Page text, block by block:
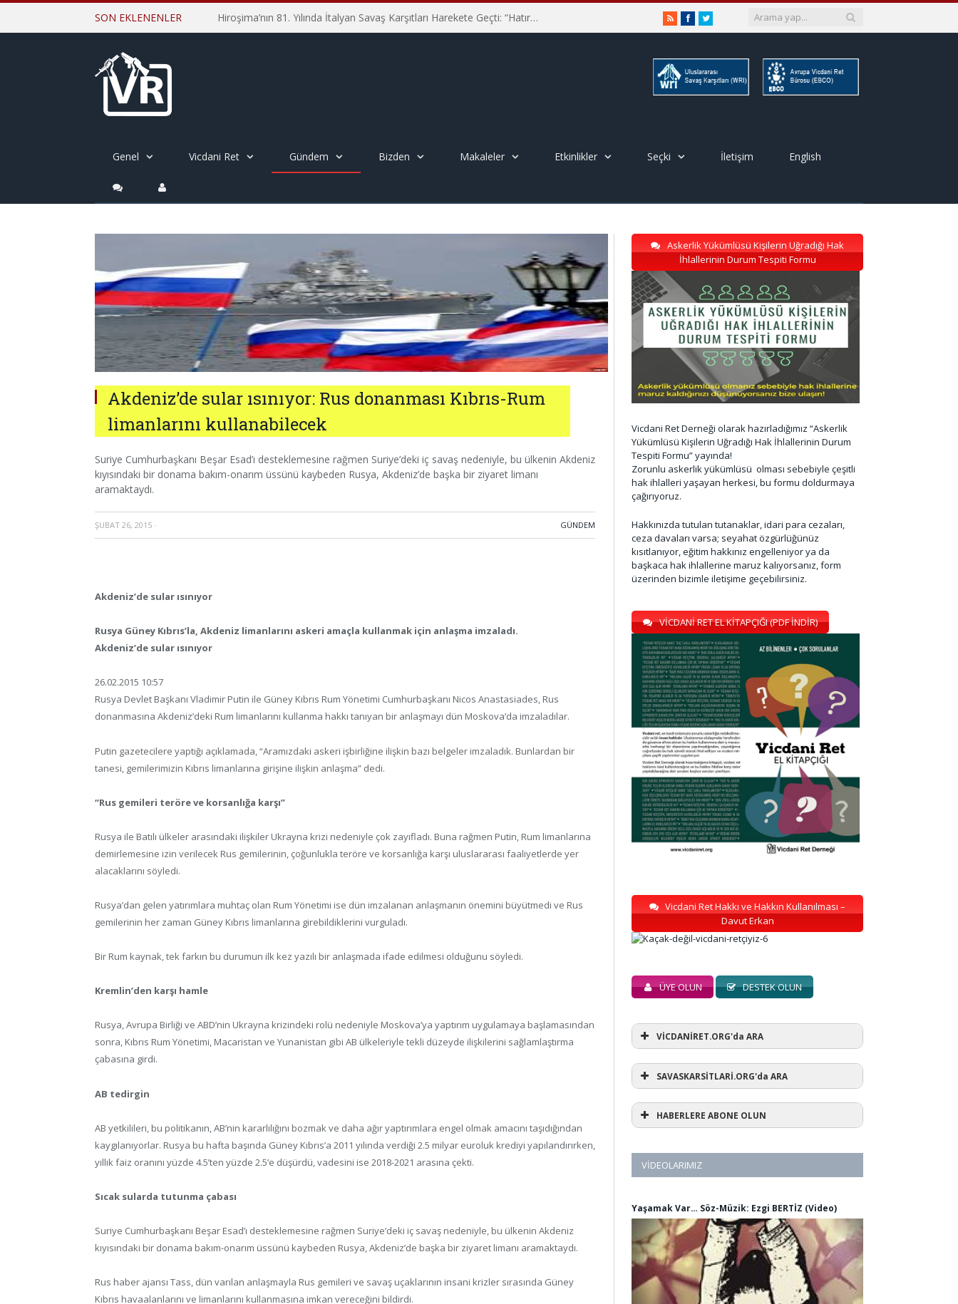
SON EKLENENLER Hiroşima’nın 81. Yılında İtalyan Savaş Karşıtları Harekete Geçti: “Hatırlamak yeterli değil” RSSFacebookTwitter
Genel Vicdani Ret Gündem Bizden Makaleler Etkinlikler Seçki İletişim English
Akdeniz’de sular ısınıyor: Rus donanması Kıbrıs-Rum
limanlarını kullanabilecek
Suriye Cumhurbaşkanı Beşar Esad’ı desteklemesine rağmen Suriye’deki iç savaş nedeniyle, bu ülkenin Akdeniz
kıyısındaki bir donama bakım-onarım üssünü kaybeden Rusya, Akdeniz’de başka bir ziyaret limanı
aramaktaydı.
ŞUBAT 26, 2015 · GÜNDEM
Akdeniz’de sular ısınıyor
Rusya Güney Kıbrıs’la, Akdeniz limanlarını askeri amaçla kullanmak için anlaşma imzaladı.
Akdeniz’de sular ısınıyor
26.02.2015 10:57
Rusya Devlet Başkanı Vladimir Putin ile Güney Kıbrıs Rum Yönetimi Cumhurbaşkanı Nicos Anastasiades, Rus
donanmasına Akdeniz’deki Rum limanlarını kullanma hakkı tanıyan bir anlaşmayı dün Moskova’da imzaladılar.
Putin gazetecilere yaptığı açıklamada, “Aramızdaki askeri işbirliğine ilişkin bazı belgeler imzaladık. Bunlardan bir
tanesi, gemilerimizin Kıbrıs limanlarına girişine ilişkin anlaşma” dedi.
“Rus gemileri teröre ve korsanlığa karşı”
Rusya ile Batılı ülkeler arasındaki ilişkiler Ukrayna krizi nedeniyle çok zayıfladı. Buna rağmen Putin, Rum limanlarına
demirlemesine izin verilecek Rus gemilerinin, çoğunlukla teröre ve korsanlığa karşı uluslararası faaliyetlerde yer
alacaklarını söyledi.
Rusya’dan gelen yatırımlara muhtaç olan Rum Yönetimi ise dün imzalanan anlaşmanın önemini büyütmedi ve Rus
gemilerinin her zaman Güney Kıbrıs limanlarına girebildiklerini vurguladı.
Bir Rum kaynak, tek farkın bu durumun ilk kez yazılı bir anlaşmada ifade edilmesi olduğunu söyledi.
Kremlin’den karşı hamle
Rusya, Avrupa Birliği ve ABD’nin Ukrayna krizindeki rolü nedeniyle Moskova’ya yaptırım uygulamaya başlamasından
sonra, Kıbrıs Rum Yönetimi, Macaristan ve Yunanistan gibi AB ülkeleriyle tekli düzeyde ilişkilerini sağlamlaştırma
çabasına girdi.
AB tedirgin
AB yetkilileri, bu politikanın, AB’nin kararlılığını bozmak ve daha ağır yaptırımlara engel olmak amacını taşıdığından
kaygılanıyorlar. Rusya bu hafta başında Güney Kıbrıs’a 2011 yılında verdiği 2.5 milyar euroluk krediyi yapılandırırken,
yıllık faiz oranını yüzde 4.5’ten yüzde 2.5’e düşürdü, vadesini ise 2018-2021 arasına çekti.
Sıcak sularda tutunma çabası
Suriye Cumhurbaşkanı Beşar Esad’ı desteklemesine rağmen Suriye’deki iç savaş nedeniyle, bu ülkenin Akdeniz
kıyısındaki bir donama bakım-onarım üssünü kaybeden Rusya, Akdeniz’de başka bir ziyaret limanı aramaktaydı.
Rus haber ajansı Tass, dün varılan anlaşmayla Rus gemileri ve savaş uçaklarının insani krizler sırasında Güney
Kıbrıs havaalanlarını ve limanlarını kullanmasına imkan vereceğini bildirdi.
Askerlik Yükümlüsü Kişilerin Uğradığı Hak
İhlallerinin Durum Tespiti Formu
Vicdani Ret Derneği olarak hazırladığımız “Askerlik
Yükümlüsü Kişilerin Uğradığı Hak İhlallerinin Durum
Tespiti Formu” yayında!
Zorunlu askerlik yükümlüsü olması sebebiyle çeşitli
hak ihlalleri yaşayan herkesi, bu formu doldurmaya
çağırıyoruz.
Hakkınızda tutulan tutanaklar, idari para cezaları,
ceza davaları varsa; seyahat özgürlüğünüz
kısıtlanıyor, eğitim hakkınız engelleniyor ya da
başkaca hak ihlallerine maruz kalıyorsanız, form
üzerinden bizimle iletişime geçebilirsiniz.
VİCDANİ RET EL KİTAPÇIĞI (PDF İNDİR)
Vicdani Ret Hakkı ve Hakkın Kullanılması –
Davut Erkan
ÜYE OLUN DESTEK OLUN
VİCDANİRET.ORG'da ARA
SAVASKARSİTLARİ.ORG'da ARA
HABERLERE ABONE OLUN
VIDEOLARIMIZ
Yaşamak Var… Söz-Müzik: Ezgi BERTİZ (Video)